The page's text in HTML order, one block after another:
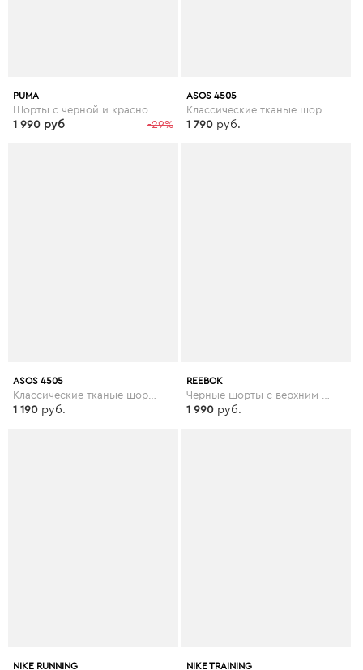
PUMA
-29%
1 990 руб
ASOS 4505
Классические тканые шорты 2 в 1 ASOS 4505 - Черный
1 790 руб.
ASOS 4505
1 190 руб.
REEBOK
1 990 руб.
NIKE RUNNING NIKE TRAINING